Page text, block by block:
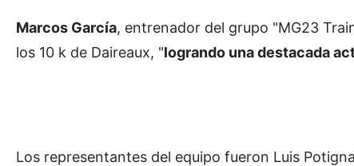
Marcos García, entrenador del grupo "MG23
los 10 k de Daireaux, "logrando una destacada
Los representantes del equipo fueron Luis